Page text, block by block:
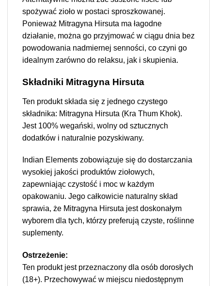
spożywać zioło w postaci sproszkowanej.
Ponieważ Mitragyna Hirsuta ma łagodne
działanie, można go przyjmować w ciągu dnia bez
powodowania nadmiernej senności, co czyni go
idealnym zarówno do relaksu, jak i skupienia.
Składniki Mitragyna Hirsuta
Ten produkt składa się z jednego czystego
składnika: Mitragyna Hirsuta (Kra Thum Khok).
Jest 100% wegański, wolny od sztucznych
dodatków i naturalnie pozyskiwany.
Indian Elements zobowiązuje się do dostarczania
wysokiej jakości produktów ziołowych,
zapewniając czystość i moc w każdym
opakowaniu. Jego całkowicie naturalny skład
sprawia, że Mitragyna Hirsuta jest doskonałym
wyborem dla tych, którzy preferują czyste, roślinne
suplementy.
Ostrzeżenie:
Ten produkt jest przeznaczony dla osób dorosłych
(18+). Przechowywać w miejscu niedostępnym